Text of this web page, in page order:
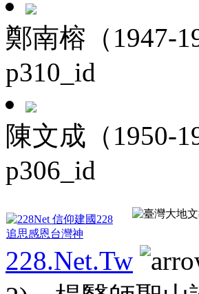
鄭南榕（1947-
p310_id
陳文成（1950-
p306_id
228.Net.Tw